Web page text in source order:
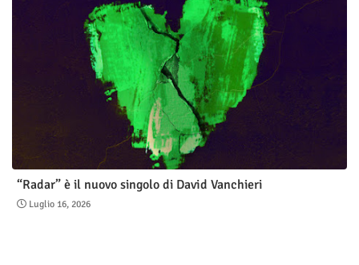
“Radar” è il nuovo singolo di David Vanchieri
Luglio 16, 2026